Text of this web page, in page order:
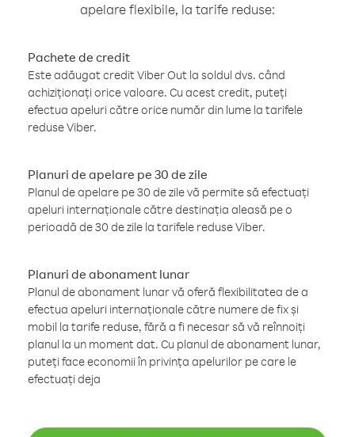
apelare flexibile, la tarife reduse:
Pachete de credit
Este adăugat credit Viber Out la soldul dvs. când
achiziționați orice valoare. Cu acest credit, puteți
efectua apeluri către orice număr din lume la tarifele
reduse Viber.
Planuri de apelare pe 30 de zile
Planul de apelare pe 30 de zile vă permite să efectuați
apeluri internaționale către destinația aleasă pe o
perioadă de 30 de zile la tarifele reduse Viber.
Planuri de abonament lunar
Planul de abonament lunar vă oferă flexibilitatea de a
efectua apeluri internaționale către numere de fix și
mobil la tarife reduse, fără a fi necesar să vă reînnoiți
planul la un moment dat. Cu planul de abonament lunar,
puteți face economii în privința apelurilor pe care le
efectuați deja